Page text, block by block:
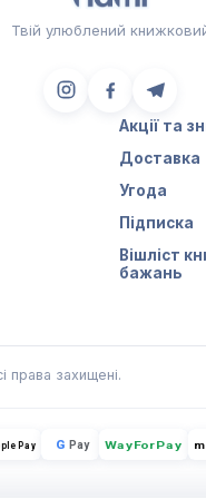
Твій улюблений
Акції та
Доставка
Угода
Підписка
Вішліст
бажань
права захищені.
Pay G Pay WayForPay